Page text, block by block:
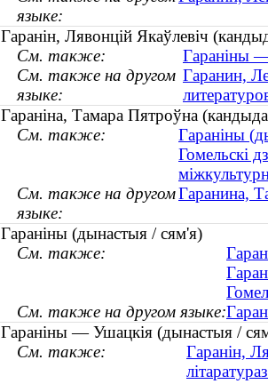
языке:
Гаранін, Лявонцій Якаўлевіч
См. также:
Гараніны
См. также на другом
языке:
Гаранин,
Гараніна, Тамара Пятроўна
См. также:
Гараніны
Гомельскі
См. также на другом
языке:
Гаранина,
Гараніны (дынастыя / сям'я)
См. также:
См. также на другом языке:
Гараніны — Ушацкія (дынастыя /
См. также:
Гаранін,